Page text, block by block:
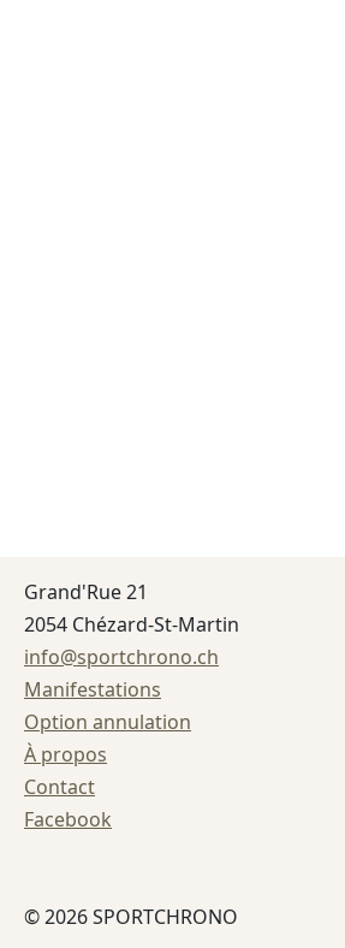
Grand'Rue 21
2054 Chézard-St-Martin
info@sportchrono.ch
Manifestations
Option annulation
À propos
Contact
Facebook
© 2026 SPORTCHRONO